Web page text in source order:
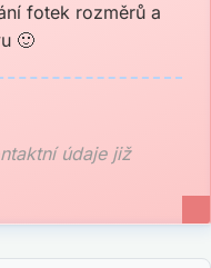
fotek rozměrů a
🙂
údaje již